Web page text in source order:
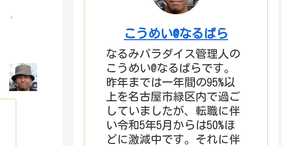
こうめい@なるぱら
なるみパラダイス管理人の
こうめい@なるぱらです。
昨年までは一年間の95%以
上を名古屋市緑区内で過ご
していましたが、転職に伴
い令和5年5月からは50%ほ
どに激減中です。それに伴